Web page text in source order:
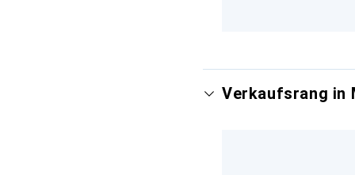
Verkaufsrang in